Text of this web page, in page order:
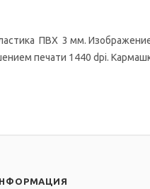
ПВХ 3 мм.
печати 1440 dpi.